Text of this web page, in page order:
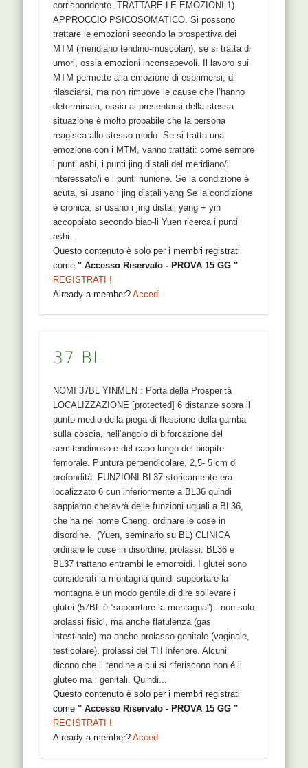
corrispondente. TRATTARE LE EMOZIONI 1)
APPROCCIO PSICOSOMATICO. Si possono
trattare le emozioni secondo la prospettiva dei
MTM (meridiano tendino-muscolari), se si tratta di
umori, ossia emozioni inconsapevoli. Il lavoro sui
MTM permette alla emozione di esprimersi, di
rilasciarsi, ma non rimuove le cause che l’hanno
determinata, ossia al presentarsi della stessa
situazione è molto probabile che la persona
reagisca allo stesso modo. Se si tratta una
emozione con i MTM, vanno trattati: come sempre
i punti ashi, i punti jing distali del meridiano/i
interessato/i e i punti riunione. Se la condizione è
acuta, si usano i jing distali yang Se la condizione
è cronica, si usano i jing distali yang + yin
accoppiato secondo biao-li Yuen ricerca i punti
ashi...
Questo contenuto è solo per i membri registrati
come" Accesso Riservato - PROVA 15 GG "
REGISTRATI !
Already a member?Accedi
37 BL
NOMI 37BL YINMEN : Porta della Prosperità
LOCALIZZAZIONE [protected] 6 distanze sopra il
punto medio della piega di flessione della gamba
sulla coscia, nell’angolo di biforcazione del
semitendinoso e del capo lungo del bicipite
femorale. Puntura perpendicolare, 2,5- 5 cm di
profondità. FUNZIONI BL37 storicamente era
localizzato 6 cun inferiormente a BL36 quindi
sappiamo che avrà delle funzioni uguali a BL36,
che ha nel nome Cheng, ordinare le cose in
disordine. (Yuen, seminario su BL) CLINICA
ordinare le cose in disordine: prolassi. BL36 e
BL37 trattano entrambi le emorroidi. I glutei sono
considerati la montagna quindi supportare la
montagna é un modo gentile di dire sollevare i
glutei (57BL è “supportare la montagna”) . non solo
prolassi fisici, ma anche flatulenza (gas
intestinale) ma anche prolasso genitale (vaginale,
testicolare), prolassi del TH Inferiore. Alcuni
dicono che il tendine a cui si riferiscono non é il
gluteo ma i genitali. Quindi...
Questo contenuto è solo per i membri registrati
come" Accesso Riservato - PROVA 15 GG "
REGISTRATI !
Already a member?Accedi